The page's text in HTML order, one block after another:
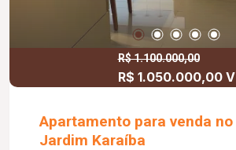
R$ 1.100.000,00
R$ 1.050.000,00 V
Apartamento para venda
Jardim Karaíba